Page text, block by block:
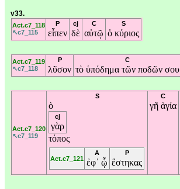
v33.
Act.c7_118
↖c7_115
P
εἶπεν
cj
δὲ
C
αὐτῷ
S
ὁ κύριος
Act.c7_119
↖c7_118
P
λῦσον
C
τὸ ὑπόδημα τῶν ποδῶν σου
Act.c7_120
↖c7_119
S
ὁ
cj
γὰρ
τόπος
Act.c7_121
A
ἐφ᾽ ᾧ
P
ἕστηκας
C
γῆ ἁγία